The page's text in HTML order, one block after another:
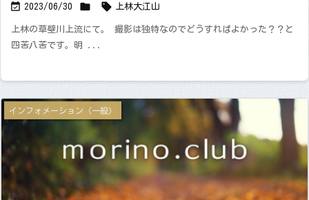
 2023/06/30   上林大江山
上林の草壁川上流にて。 撮影は独特なのでどうすればよかった？？と
四苦八苦です。明 ...
インフォメーション（一般）